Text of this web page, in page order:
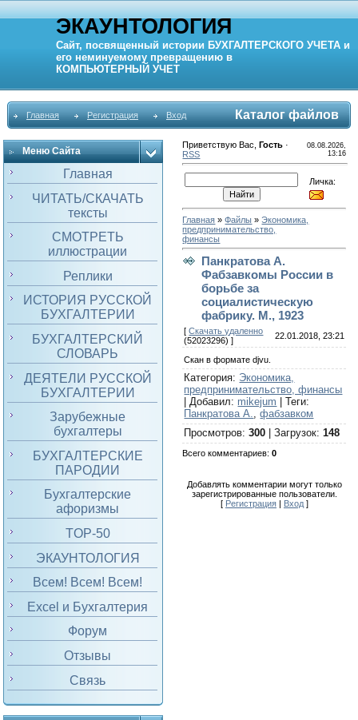
ЭКАУНТОЛОГИЯ
Сайт, посвященный истории БУХГАЛТЕРСКОГО УЧЕТА и
его неминуемому превращению в
КОМПЬЮТЕРНЫЙ УЧЕТ
Главная Регистрация Вход Каталог файлов
Меню Сайта
Главная
ЧИТАТЬ/СКАЧАТЬ
тексты
СМОТРЕТЬ
иллюстрации
Реплики
ИСТОРИЯ РУССКОЙ
БУХГАЛТЕРИИ
БУХГАЛТЕРСКИЙ
СЛОВАРЬ
ДЕЯТЕЛИ РУССКОЙ
БУХГАЛТЕРИИ
Зарубежные
бухгалтеры
БУХГАЛТЕРСКИЕ
ПАРОДИИ
Бухгалтерские
афоризмы
TOP-50
ЭКАУНТОЛОГИЯ
Всем! Всем! Всем!
Excel и Бухгалтерия
Форум
Отзывы
Связь
Приветствую Вас ,Гость ·
RSS
08.08.2026,
13:16
Личка:
Главная »Файлы »Экономика,
предпринимательство,
финансы
Панкратова А.
Фабзавкомы России в
борьбе за
социалистическую
фабрику. М., 1923
[Скачать удаленно
(52023296) ]
22.01.2018, 23:21
Скан в формате djvu.
Категория: Экономика,
предпринимательство, финансы
|Добавил: mikejum |Теги:
Панкратова А.,фабзавком
Просмотров:300 |Загрузок:148
Всего комментариев:0
Добавлять комментарии могут только
зарегистрированные пользователи.
[ Регистрация| Вход]